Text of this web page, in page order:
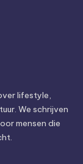
lifestyle,
We schrijven
mensen die